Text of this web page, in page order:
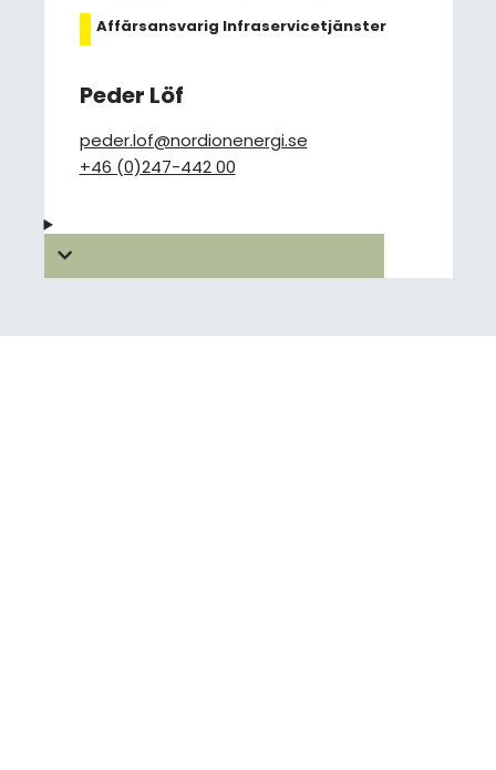
Affärsansvarig Infraservicetjänster
Peder Löf
peder.lof@nordionenergi.se
+46 (0)247-442 00